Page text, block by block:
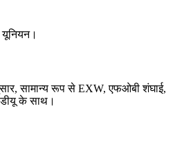
यूनियन।
सामान्य रूप से EXW, एफओबी शंघाई,
के साथ।